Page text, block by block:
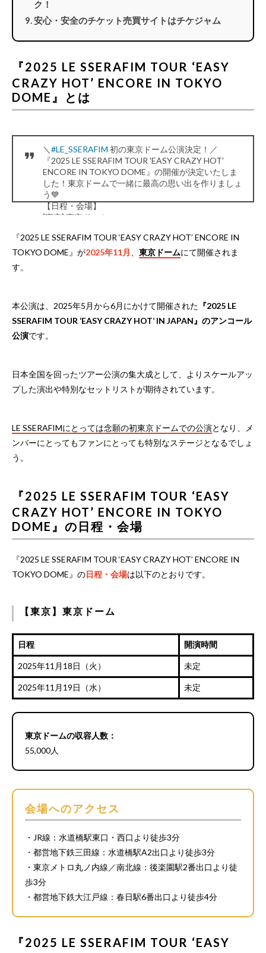
ク！
安心・安全のチケット売買サイトはチケジャム
『2025 LE SSERAFIM TOUR ‘EASY
CRAZY HOT’ ENCORE IN TOKYO
DOME』とは
＼ #LE_SSERAFIM 初の東京ドーム公演決定！／
『2025 LE SSERAFIM TOUR 'EASY CRAZY HOT'
ENCORE IN TOKYO DOME』の開催が決定いたしま
した！東京ドームで一緒に最高の思い出を作りましょ
う💙
【日程・会場】
[東京] 東京ドーム
2025年11月19日 (水)…pic.twitter.com/BZdYZ6FIae
— LE SSERAFIM JP (@le_sserafim_jp)June 15, 2025
『2025 LE SSERAFIM TOUR ‘EASY CRAZY HOT’ ENCORE IN
TOKYO DOME』が2025年11月 東京ドームにて開催されま
す。
本公演は、2025年5月から6月にかけて開催された 『2025 LE
SSERAFIM TOUR ‘EASY CRAZY HOT’ IN JAPAN』のアンコール
公演です。
日本全国を回ったツアー公演の集大成として、よりスケールアッ
プした演出や特別なセットリストが期待されています。
LE SSERAFIMにとっては念願の初東京ドームでの公演となり、メ
ンバーにとってもファンにとっても特別なステージとなるでしょ
う。
『2025 LE SSERAFIM TOUR ‘EASY
CRAZY HOT’ ENCORE IN TOKYO
DOME』の日程・会場
『2025 LE SSERAFIM TOUR ‘EASY CRAZY HOT’ ENCORE IN
TOKYO DOME』の日程・会場は以下のとおりです。
【東京】東京ドーム
日程 開演時間
2025年11月18日（火） 未定
2025年11月19日（水） 未定
東京ドームの収容人数：
55,000人
会場へのアクセス
・JR線：水道橋駅東口・西口より徒歩3分
・都営地下鉄三田線：水道橋駅A2出口より徒歩3分
・東京メトロ丸ノ内線／南北線：後楽園駅2番出口より徒
歩3分
・都営地下鉄大江戸線：春日駅6番出口より徒歩4分
『2025 LE SSERAFIM TOUR ‘EASY